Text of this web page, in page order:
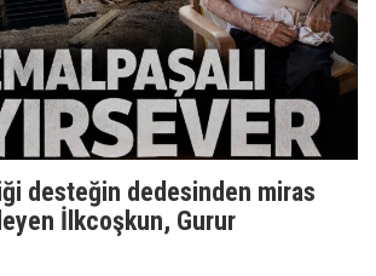
desteğin dedesinden miras
İlkcoşkun, Gurur